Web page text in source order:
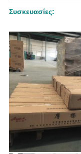
Συσκευασίες: